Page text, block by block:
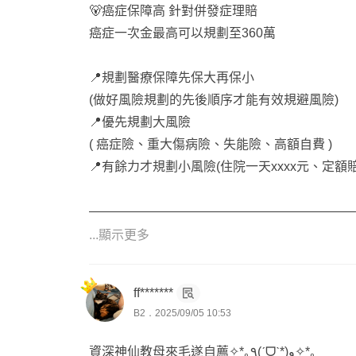
🐻癌症保障高 針對併發症理賠
癌症一次金最高可以規劃至360萬
📍規劃醫療保障先保大再保小
(做好風險規劃的先後順序才能有效規避風險)
📍優先規劃大風險
( 癌症險、重大傷病險、失能險、高額自費 )
📍有餘力才規劃小風險(住院一天xxxx元、定額
—————————————————————
🍔考取15張以上金融證照
🍔個人財產風險管理師
🍔車險調解及勞保諮詢
🍔勞動法令及稅務傳承
...顯示更多
ff*******
B2．2025/09/05 10:53
資深神仙教母來毛遂自薦✧*｡٩(ˊᗜˋ*)و✧*｡